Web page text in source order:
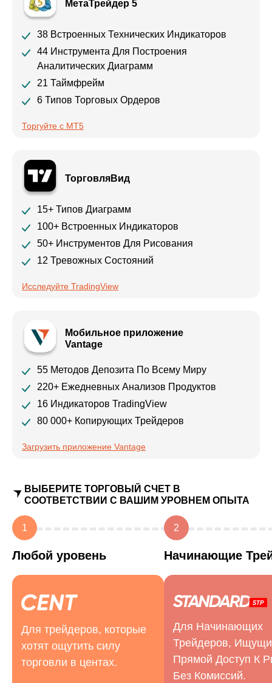
МетаТрейдер 5
38 Встроенных Технических Индикаторов
44 Инструмента Для Построения
Аналитических Диаграмм
21 Таймфрейм
6 Типов Торговых Ордеров
Торгуйте с MT5
ТорговляВид
15+ Типов Диаграмм
100+ Встроенных Индикаторов
50+ Инструментов Для Рисования
12 Тревожных Состояний
Исследуйте TradingView
Мобильное приложение
Vantage
55 Методов Депозита По Всему Миру
220+ Ежедневных Анализов Продуктов
16 Индикаторов TradingView
80 000+ Копирующих Трейдеров
Загрузить приложение Vantage
ВЫБЕРИТЕ ТОРГОВЫЙ СЧЕТ В
СООТВЕТСТВИИ С ВАШИМ УРОВНЕМ ОПЫТА
1
Любой уровень
Для трейдеров, которые
хотят ощутить силу
торговли в центах.
2
Начинающие
Для Начинающих
Трейдеров,
Прямой Доступ К
Без Комиссий.